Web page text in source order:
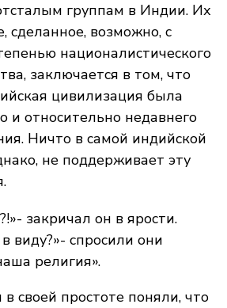
группам в Индии. Их
сделанное, возможно, с
националистического
заключается в том, что
цивилизация была
и относительно недавнего
Ничто в самой индийской
не поддерживает эту
закричал он в ярости.
виду?»- спросили они
религия».
своей простоте поняли, что